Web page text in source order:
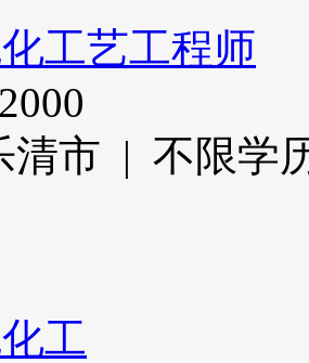
工艺工程师
清市 | 不限
工